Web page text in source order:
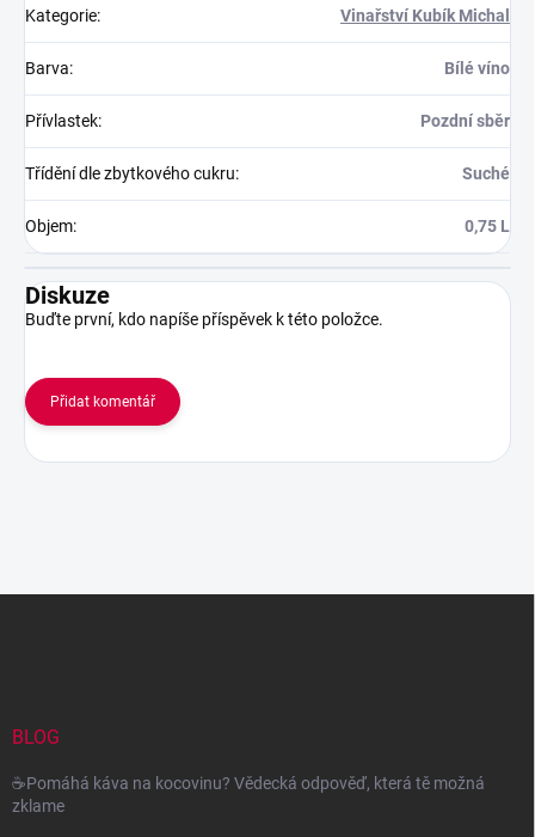
Kategorie: Vinařství Kubík Michal
Barva: Bílé víno
Přívlastek: Pozdní sběr
Třídění dle zbytkového cukru: Suché
Objem: 0,75 L
Diskuze
Buďte první, kdo napíše příspěvek k této položce.
Přidat komentář
BLOG
☕Pomáhá káva na kocovinu? Vědecká odpověď, která tě možná
zklame